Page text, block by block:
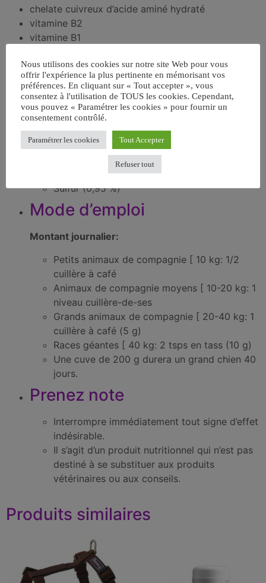
chelate cuivreux d’acide aminé hydraté
vitamine B2
vitamine B1
cyanocobalamine
Constituants analytiques:
Protéine brute (13,6%)
Fibre brute (3,3 %)
Cendres brutes (55%)
Huiles et graisses brutes (0,6 %)
Teneur en eau (10,12 %)
Magnésium (16 000 mg/kg)
Sulfur (0,95 %)
Mode d’emploi
Montant journalier:
Petits animaux de compagnie [ 10 kg: 1/2
cuillère à café
Animaux de compagnie moyens [ 10-20 kg: 1
niveau cuillère-de-ses
Grands animaux de compagnie [ 20-40 kg: 1
cuillère à café (5 g)
Races géantes [ 40 kg: 2 tsps en tass (10 g)
Une cuve de 200 g durera un grand chien 40
jours.
Prenez note
Interrompre immédiatement tout signe d’effet
indésirable.
Il s’agit d’un produit nutritionnel qui n’est pas
destiné à se substituer aux produits
vétérinaires ou aux conseils.
Produits similaires
Nous utilisons des cookies sur notre site Web pour vous
offrir l'expérience la plus pertinente en mémorisant vos
préférences. En cliquant sur « Tout accepter », vous
consentez à l'utilisation de TOUS les cookies. Cependant,
vous pouvez « Paramétrer les cookies » pour fournir un
consentement contrôlé.
Paramétrer les cookies Tout Accepter
Refuser tout